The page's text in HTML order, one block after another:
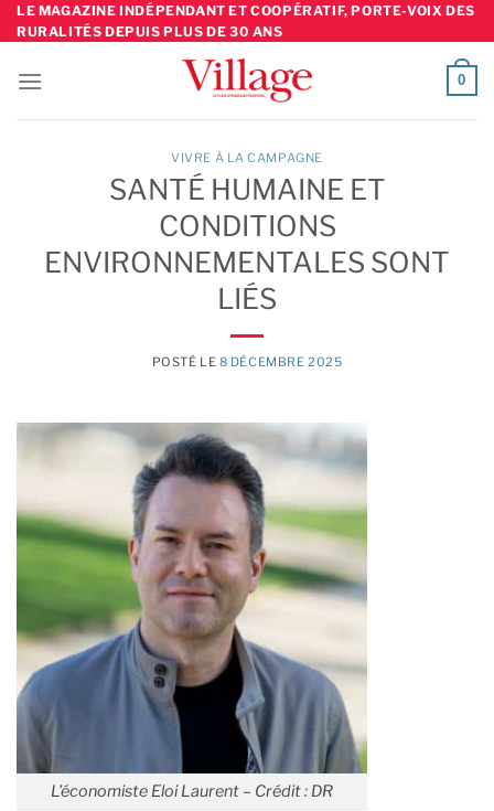
Skip
to
LE MAGAZINE INDÉPENDANT ET COOPÉRATIF, PORTE-VOIX DES
RURALITÉS DEPUIS PLUS DE 30 ANS
0
VIVRE À LA CAMPAGNE
SANTÉ HUMAINE ET
CONDITIONS
ENVIRONNEMENTALES SONT
LIÉS
POSTÉ LE 8 DÉCEMBRE 2025
L’économiste Eloi Laurent – Crédit : DR